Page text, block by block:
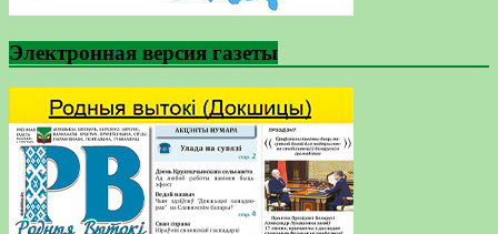
Электронная версия газеты